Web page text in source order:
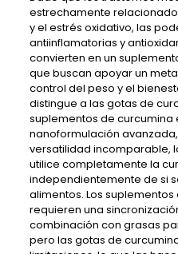
estrechamente
y el estrés oxidativo, las
antiinflamatorias y
convierten en un
que buscan apoyar un
control del peso y el
distingue a las gotas de
suplementos de curcumina
nanoformulación
versatilidad incomparable,
utilice completamente la
independientemente de si
alimentos. Los
requieren una
combinación con grasas
pero las gotas de